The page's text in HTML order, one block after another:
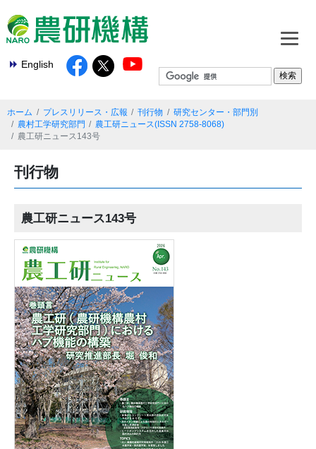
English
ホーム プレスリリース・広報 刊行物
研究センター・部門別
農村工学研究部門
農工研ニュース(ISSN 2758-8068)
農工研ニュース143号
刊行物
農工研ニュース143号